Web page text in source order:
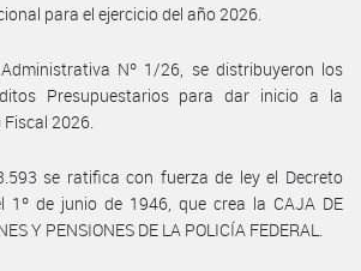
para el ejercicio del año 2026.
Nº 1/26, se distribuyeron los
Presupuestarios para dar inicio a la
2026.
se ratifica con fuerza de ley el Decreto
1º de junio de 1946, que crea la CAJA DE
Y PENSIONES DE LA POLICÍA FEDERAL.